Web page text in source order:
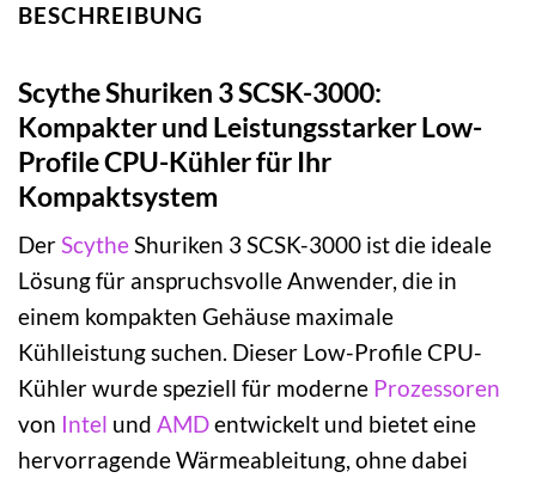
BESCHREIBUNG
Scythe Shuriken 3 SCSK-3000:
Kompakter und Leistungsstarker Low-
Profile CPU-Kühler für Ihr
Kompaktsystem
DerScytheShuriken 3 SCSK-3000 ist die ideale
Lösung für anspruchsvolle Anwender, die in
einem kompakten Gehäuse maximale
Kühlleistung suchen. Dieser Low-Profile CPU-
Kühler wurde speziell für moderne Prozessoren
von Intel und AMDentwickelt und bietet eine
hervorragende Wärmeableitung, ohne dabei